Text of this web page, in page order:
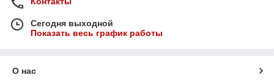
Сегодня выходной
Показать весь график работы
О нас